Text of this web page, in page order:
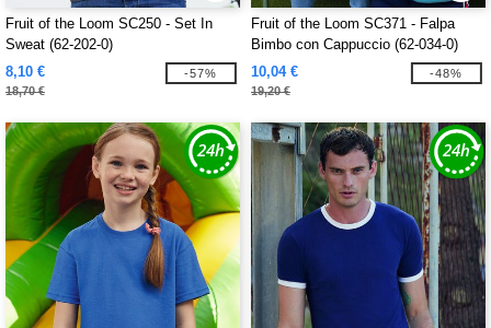
Fruit of the Loom SC250 - Set In
Sweat (62-202-0)
8,10 €
18,70 €
-57%
Fruit of the Loom SC371 - Falpa
Bimbo con Cappuccio (62-034-0)
10,04 €
19,20 €
-48%